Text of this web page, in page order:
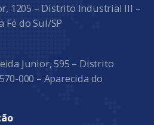
1205 – Distrito Industrial III –
Fé do Sul/SP
Junior, 595 – Distrito
000 – Aparecida do